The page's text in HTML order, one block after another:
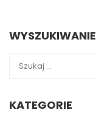
WYSZUKIWANIE
KATEGORIE